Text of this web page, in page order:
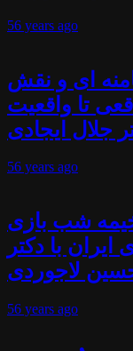
56 years ago
ای و نقش
تا واقعیت
جلال ایجادی
56 years ago
خیمه شب بازی
ایران با دکتر
لاجوردی
56 years ago